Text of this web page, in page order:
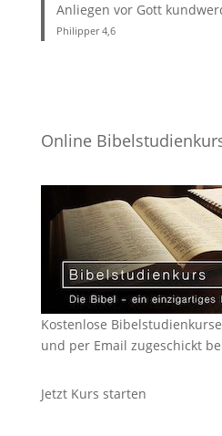
Anliegen vor Gott
Philipper 4,6
Online
Kostenlose
und per Email zugeschickt
Jetzt Kurs starten